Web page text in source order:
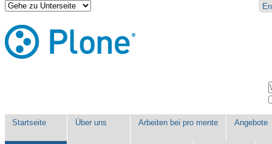
Direkt
zum
Inhalt
|
Direkt
zur
Benutzerspezifische
Werkzeuge
Startseite Über uns Arbeiten bei pro mente Angebote